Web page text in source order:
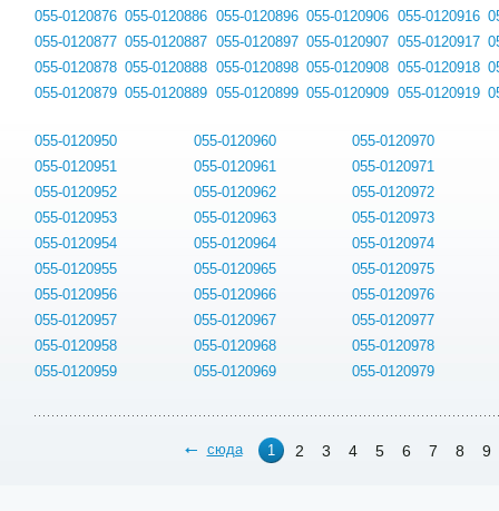
055-0120876
055-0120877
055-0120878
055-0120879
055-0120886
055-0120887
055-0120888
055-0120889
055-0120896
055-0120897
055-0120898
055-0120899
055-0120906
055-0120907
055-0120908
055-0120909
055-0120916
055-0120917
055-0120918
055-0120919
055-0120950
055-0120951
055-0120952
055-0120953
055-0120954
055-0120955
055-0120956
055-0120957
055-0120958
055-0120959
055-0120960
055-0120961
055-0120962
055-0120963
055-0120964
055-0120965
055-0120966
055-0120967
055-0120968
055-0120969
055-0120970
055-0120971
055-0120972
055-0120973
055-0120974
055-0120975
055-0120976
055-0120977
055-0120978
055-0120979
сюда 1 2 3 4 5 6 7 8 9